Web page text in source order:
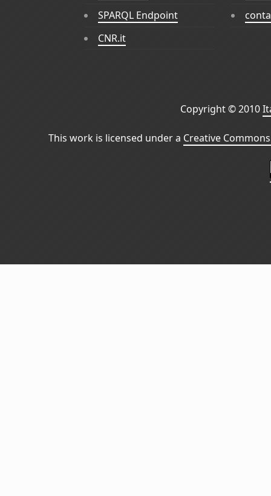
SPARQL Endpoint
CNR.it
Copyright © 2010
This work is licensed under a Creative